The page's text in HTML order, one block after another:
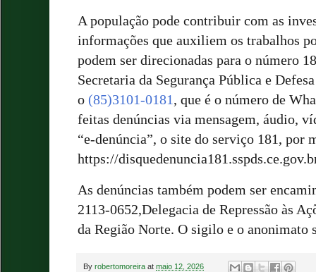
A população pode contribuir com as
informações que auxiliem os trabalhos
podem ser direcionadas para o número
Secretaria da Segurança Pública e
o (85)3101-0181, que é o número de
feitas denúncias via mensagem, áudio,
“e-denúncia”, o site do serviço 181, por
https://
As denúncias também podem ser
2113-0652,Delegacia de Repressão às
da Região Norte. O sigilo e o anonimato
By robertomoreira at maio 12, 2026